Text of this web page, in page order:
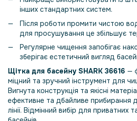
інших стандартних систем.
Після роботи промити чистою
для просушування це збільшує
Регулярне чищення запобігає
зберігає естетичний вигляд
Щітка для басейну SHARK 36616 —
міцний та зручний інструмент для
Вигнута конструкція та якісні
ефективне та дбайливе прибирання
лінії. Відмінний вибір для приватних